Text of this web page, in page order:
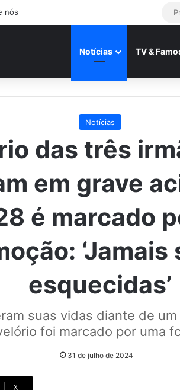
nós
Notícias TV &
Notícias
das três
em grave
é marcado
‘Jamais
esquecidas’
suas vidas diante de
foi marcado por uma
31 de julho de 2024
X